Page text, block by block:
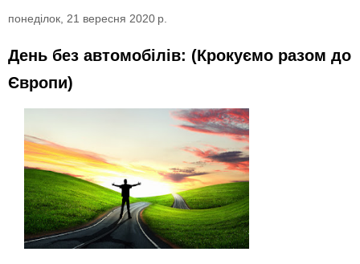
понеділок, 21 вересня 2020 р.
День без автомобілів: (Крокуємо разом до
Європи)